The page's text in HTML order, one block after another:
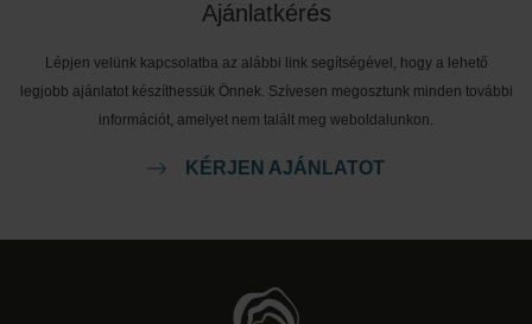
Ajánlatkérés
Lépjen velünk kapcsolatba az alábbi link segítségével, hogy a lehető
legjobb ajánlatot készíthessük Önnek. Szívesen megosztunk minden további
információt, amelyet nem talált meg weboldalunkon.
KÉRJEN AJÁNLATOT